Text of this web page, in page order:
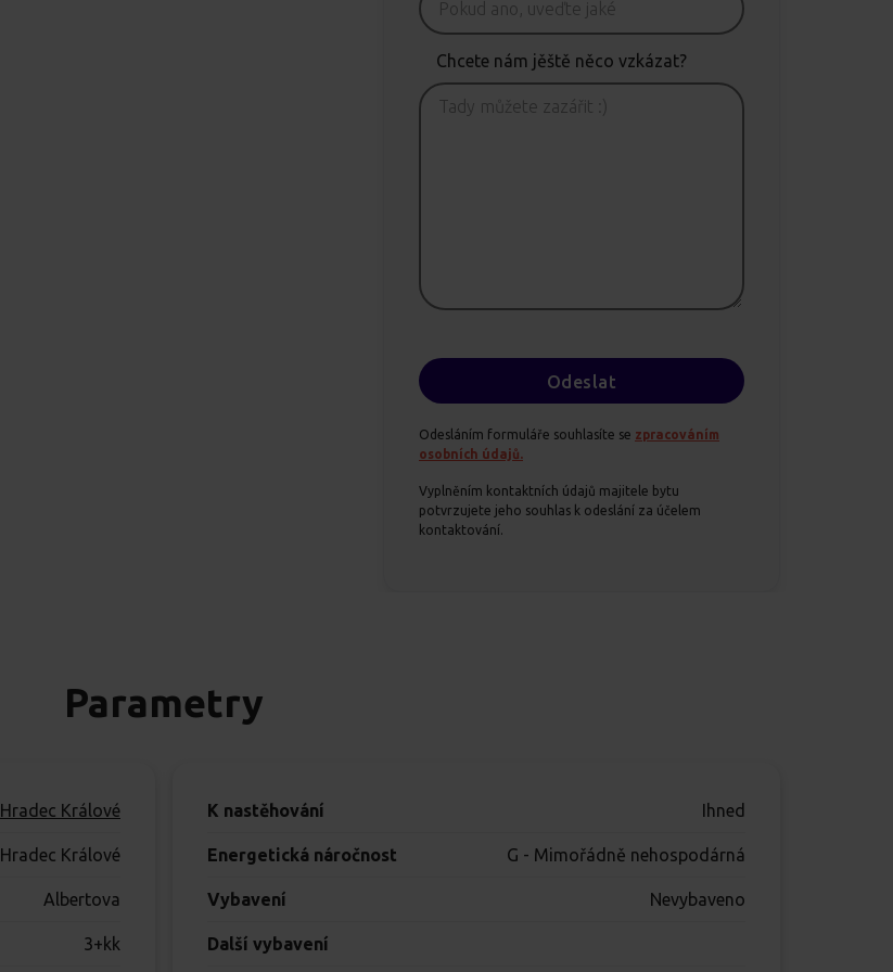
Chcete nám jěště něco vzkázat?
Odesláním formuláře souhlasíte se zpracováním
osobních údajů.
Vyplněním kontaktních údajů majitele bytu
potvrzujete jeho souhlas k odeslání za účelem
kontaktování.
Parametry
Hradec Králové
Hradec Králové
Albertova
3+kk
K nastěhování Ihned
Energetická náročnost G - Mimořádně nehospodárná
Vybavení Nevybaveno
Další vybavení